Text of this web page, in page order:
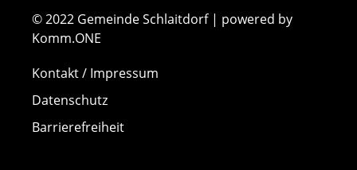
© 2022 Gemeinde Schlaitdorf | powered by
Komm.ONE
Kontakt / Impressum
Datenschutz
Barrierefreiheit